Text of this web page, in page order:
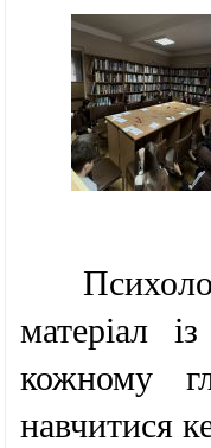
матеріал
кожному
навчитися